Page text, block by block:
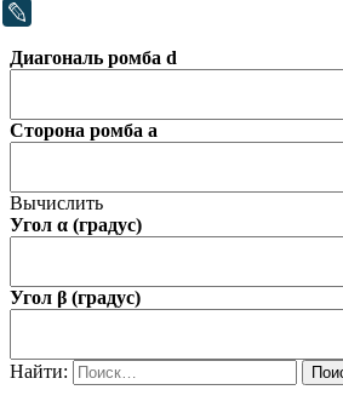
Диагональ ромба d
Сторона ромба a
Вычислить
Угол α (градус)
Угол β (градус)
Найти: